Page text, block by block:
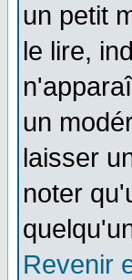
un petit
le lire,
un
laisser
noter
Revenir